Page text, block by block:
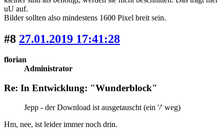
uU auf.
Bilder sollten also mindestens 1600 Pixel breit sein.
#8 27.01.2019 17:41:28
florian
Administrator
Re: In Entwicklung: "Wunderblock"
Jepp - der Download ist ausgetauscht (ein '/' weg)
Hm, nee, ist leider immer noch drin.